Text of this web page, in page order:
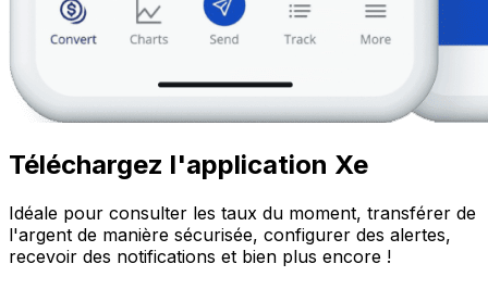
Téléchargez l'application Xe
Idéale pour consulter les taux du moment, transférer de
l'argent de manière sécurisée, configurer des alertes,
recevoir des notifications et bien plus encore !